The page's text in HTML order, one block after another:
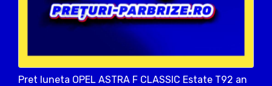
Pret luneta OPEL ASTRA F CLASSIC Estate T92 an